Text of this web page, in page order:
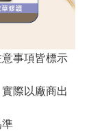
事項皆標示
際以廠商出